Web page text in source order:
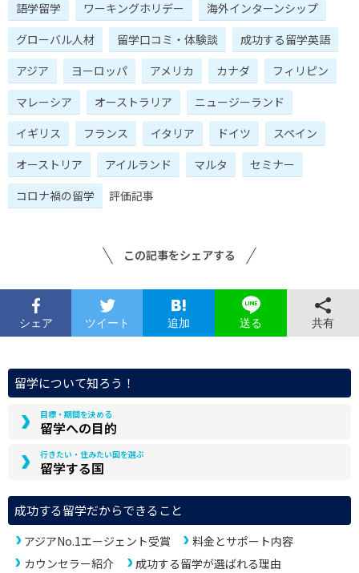
語学留学 ワーキングホリデー
海外インターンシップ
グローバル人材
留学口コミ・体験談
成功する留学英語
アジア
ヨーロッパ アメリカ カナダ
フィリピン
マレーシア
オーストラリア
ニュージーランド
イギリス
フランス イタリア ドイツ
スペイン
オーストリア
アイルランド マルタ
セミナー
コロナ禍の留学
評価記事
この記事をシェアする
シェア ツイート 追加 送る 共有
留学について知ろう！
目標・期間を決める
留学への目的
行きたい・住みたい国を選ぶ
留学する国
成功する留学だからできること
アジアNo.1エージェント受賞
料金とサポート内容
カウンセラー紹介
成功する留学が選ばれる理由